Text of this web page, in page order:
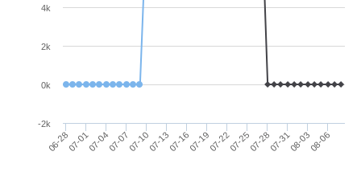
◎ 前置 1,200 萬畫素鏡頭
◎ 後置 5,000 萬畫素鏡頭 + 800 萬畫素鏡頭 + 500
◎ Wi-Fi 6、藍牙 5.4、NFC
◎ IP67 防塵防水
相機規格
06-2807-0107-0407-0707-1007-1307-1607-1907-2207-2507-2807-3108-0308-06
-2k
0k
2k
4k